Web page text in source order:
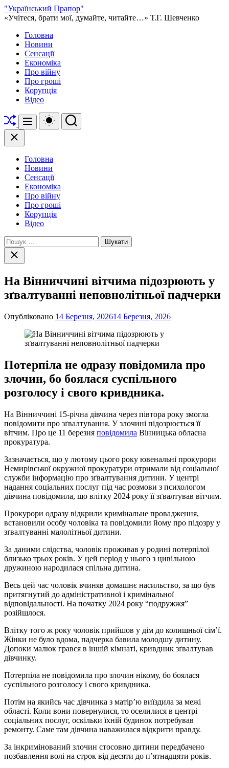
Перейти
до
"Український Прапор"
«Учітеся, брати мої, думайте, читайте…» Т.Г. Шевченко
Головна
Новини
Сенсації
Економіка
Про війну
Про гроші
Корупція
Відео
Перетасувати
Меню
Перемикач
кольорового
Пошук
Закрити
Головна
Новини
Сенсації
Економіка
Про війну
Про гроші
Корупція
Відео
Пошук:
Закрити
пошук
На Вінниччині вітчима підозрюють у
зґвалтуванні неповнолітньої падчерки
Опубліковано 14 Березня, 202614 Березня, 2026
Потерпіла не одразу повідомила про
злочин, бо боялася суспільного
розголосу і свого кривдника.
На Вінниччині 15-річна дівчина через півтора року змогла
повідомити про зґвалтування. У злочині підозрюється її
вітчим. Про це 11 березня повідомила Вінницька обласна
прокуратура.
Зазначається, що у лютому цього року ювенальні прокурори
Немирівської окружної прокуратури отримали від соціальної
служби інформацію про зґвалтування дитини. У центрі
надання соціальних послуг під час розмови з психологом
дівчина повідомила, що влітку 2024 року її зґвалтував вітчим.
Прокурори одразу відкрили кримінальне провадження,
встановили особу чоловіка та повідомили йому про підозру у
зґвалтуванні малолітньої дитини.
За даними слідства, чоловік проживав у родині потерпілої
близько трьох років. У цей період у нього з цивільною
дружиною народилася спільна дитина.
Весь цей час чоловік вчиняв домашнє насильство, за що був
притягнутий до адміністративної і кримінальної
відповідальності. На початку 2024 року “подружжя”
розійшлося.
Влітку того ж року чоловік прийшов у дім до колишньої сім’ї.
Жінки не було вдома, падчерка бавила молодшу дитину.
Допоки малюк грався в іншій кімнаті, кривдник зґвалтував
дівчинку.
Потерпіла не повідомила про злочин нікому, бо боялася
суспільного розголосу і свого кривдника.
Потім на якийсь час дівчинка з матір’ю виїздила за межі
області. Коли вони повернулися, то оселилися в центрі
соціальних послуг, оскільки їхній будинок потребував
ремонту. Саме там дівчина наважилася відкрити правду.
За інкримінований злочин стосовно дитини передбачено
позбавлення волі на строк від десяти до п’ятнадцяти років.